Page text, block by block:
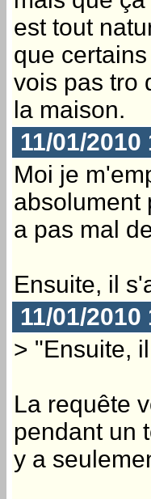
est tout
que
vois pas tro
la maison.
11/01/
Moi je
absolument
a pas mal
Ensuite, il
11/01/
> "Ensuite,
La requête
pendant un
y a